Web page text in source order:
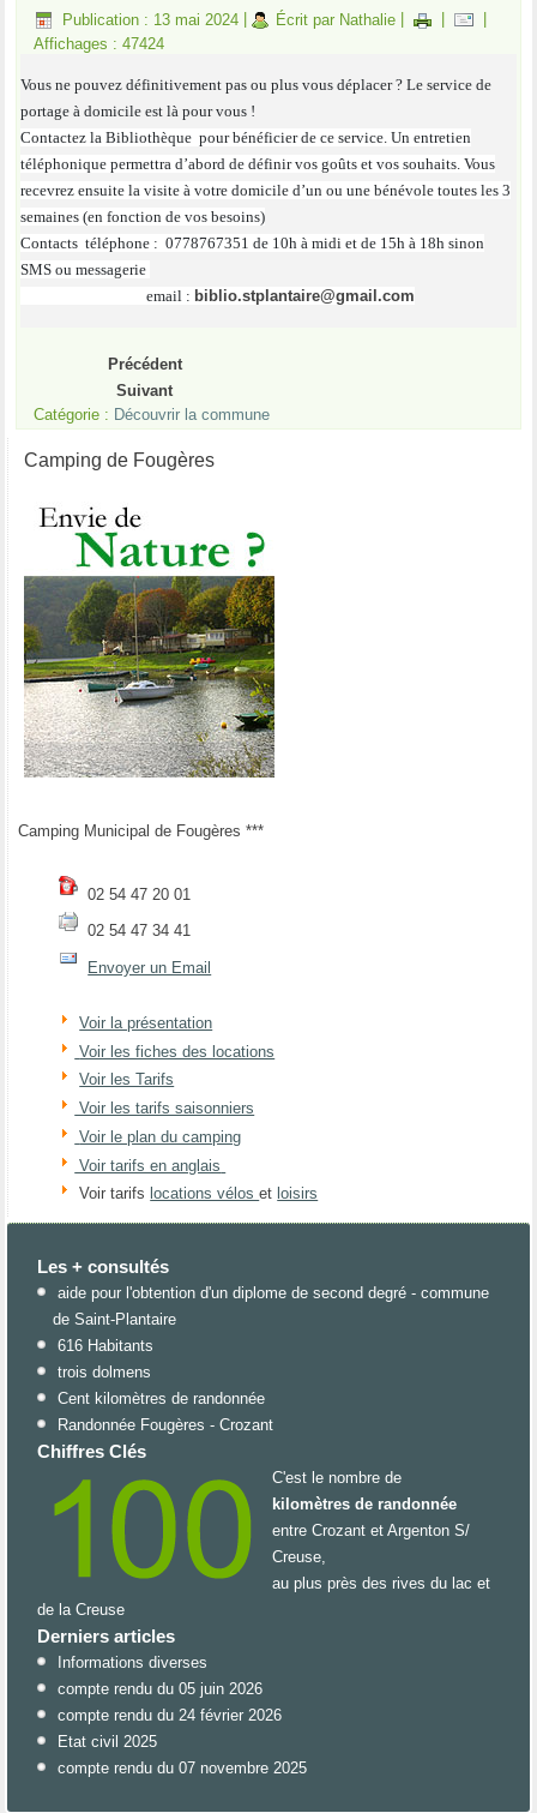
Publication : 13 mai 2024 Écrit par Nathalie
Affichages : 47424
Vous ne pouvez définitivement pas ou plus vous déplacer ? Le service de
portage à domicile est là pour vous !
Contactez la Bibliothèque pour bénéficier de ce service. Un entretien
téléphonique permettra d’abord de définir vos goûts et vos souhaits. Vous
recevrez ensuite la visite à votre domicile d’un ou une bénévole toutes les 3
semaines (en fonction de vos besoins)
Contacts téléphone : 0778767351 de 10h à midi et de 15h à 18h sinon
SMS ou messagerie
email : biblio.stplantaire@gmail.com
Précédent
Suivant
Catégorie : Découvrir la commune
Camping de Fougères
Camping Municipal de Fougères ***
02 54 47 20 01
02 54 47 34 41
Envoyer un Email
Voir la présentation
Voir les fiches des locations
Voir les Tarifs
Voir les tarifs saisonniers
Voir le plan du camping
Voir tarifs en anglais
Voir tarifs locations véloset loisirs
Les + consultés
aide pour l'obtention d'un diplome de second degré - commune
de Saint-Plantaire
616 Habitants
trois dolmens
Cent kilomètres de randonnée
Randonnée Fougères - Crozant
Chiffres Clés
C'est le nombre de
kilomètres de randonnée
entre Crozant et Argenton S/
Creuse,
au plus près des rives du lac et
de la Creuse
Derniers articles
Informations diverses
compte rendu du 05 juin 2026
compte rendu du 24 février 2026
Etat civil 2025
compte rendu du 07 novembre 2025